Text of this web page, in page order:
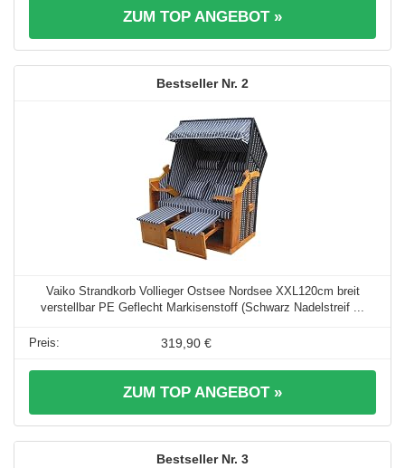
ZUM TOP ANGEBOT »
2
Vaiko Strandkorb Vollieger Ostsee Nordsee XXL120cm breit
verstellbar PE Geflecht Markisenstoff (Schwarz Nadelstreif ...
319,90 €
ZUM TOP ANGEBOT »
3